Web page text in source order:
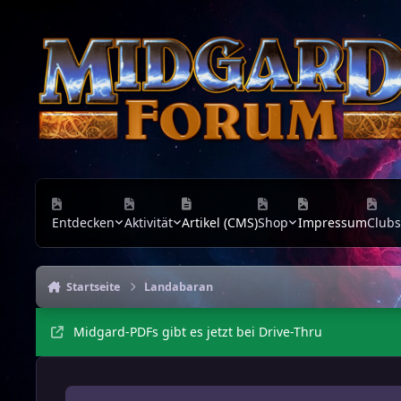
Entdecken Aktivität Artikel (CMS)Shop ImpressumClubs
Startseite Landabaran
Midgard-PDFs gibt es jetzt bei Drive-Thru